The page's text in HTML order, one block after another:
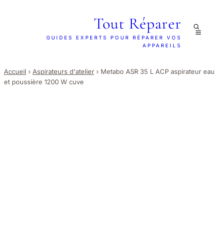
Tout Réparer
GUIDES EXPERTS POUR RÉPARER VOS
APPAREILS
Accueil › Aspirateurs d'atelier › Metabo ASR 35 L ACP aspirateur eau
et poussière 1200 W cuve